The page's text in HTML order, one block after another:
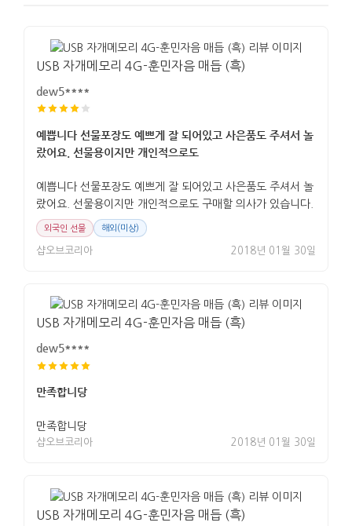
USB 자개메모리 4G-훈민자음 매듭 (흑)
dew5****
예쁩니다 선물포장도 예쁘게 잘 되어있고 사은품도 주셔서 놀
랐어요. 선물용이지만 개인적으로도
예쁩니다 선물포장도 예쁘게 잘 되어있고 사은품도 주셔서 놀
랐어요. 선물용이지만 개인적으로도 구매할 의사가 있습니다.
외국인 선물 해외(미상)
샵오브코리아 2018년 01월 30일
USB 자개메모리 4G-훈민자음 매듭 (흑)
dew5****
만족합니당
만족합니당
샵오브코리아 2018년 01월 30일
USB 자개메모리 4G-훈민자음 매듭 (흑)